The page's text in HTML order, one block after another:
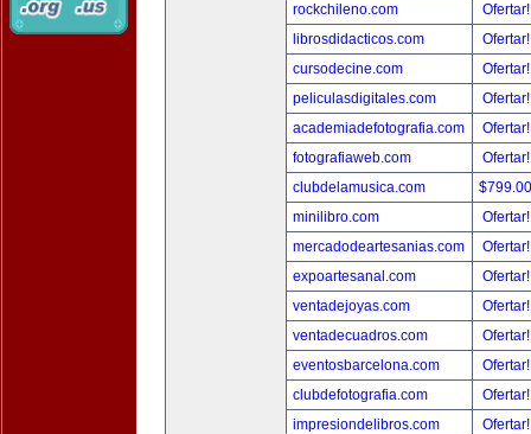
rockchileno.com
librosdidacticos.com
cursodecine.com
peliculasdigitales.com
academiadefotografia.com
fotografiaweb.com
clubdelamusica.com
minilibro.com
mercadodeartesanias.com
expoartesanal.com
ventadejoyas.com
ventadecuadros.com
eventosbarcelona.com
clubdefotografia.com
impresiondelibros.com